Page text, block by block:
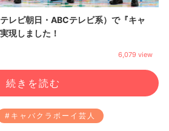
6,079 view
レビ朝日・ABCテレビ系）で『キャ
現しました！
#キャバクラボーイ芸人
続きを読む